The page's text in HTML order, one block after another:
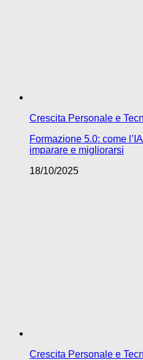
Crescita Personale e
Formazione 5.0: come
imparare e migliorarsi
18/10/2025
Crescita Personale e